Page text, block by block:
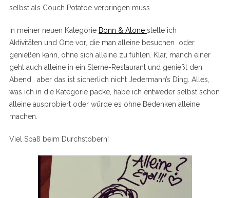
selbst als Couch Potatoe verbringen muss.
In meiner neuen Kategorie Bonn & Alone stelle ich
Aktivitäten und Orte vor, die man alleine besuchen oder
genießen kann, ohne sich alleine zu fühlen. Klar, manch einer
geht auch alleine in ein Sterne-Restaurant und genießt den
Abend… aber das ist sicherlich nicht Jedermann’s Ding. Alles,
was ich in die Kategorie packe, habe ich entweder selbst schon
alleine ausprobiert oder würde es ohne Bedenken alleine
machen.
Viel Spaß beim Durchstöbern!